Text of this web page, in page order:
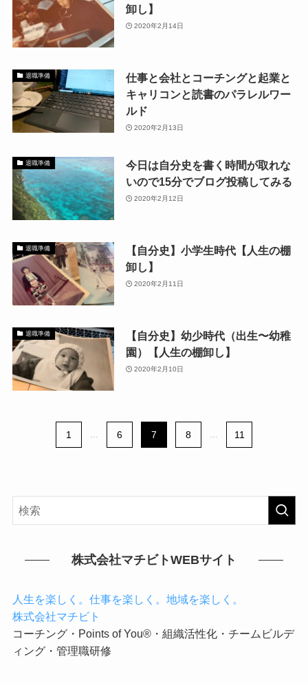
卸し】
2020年2月14日
退職準備
仕事と会社とコーチングと起業と
キャリコンと読書のパラレルワー
ルド
2020年2月13日
退職準備
今日は自分史を書く時間が取れな
いので15分でブログ投稿してみる
2020年2月12日
退職準備
【自分史】小学生時代【人生の棚
卸し】
2020年2月11日
退職準備
【自分史】幼少時代（出生〜幼稚
園）【人生の棚卸し】
2020年2月10日
1 6 7 8 11
株式会社マチビトWEBサイト
人生を楽しく。仕事を楽しく。地域を楽しく。
株式会社マチビト
コーチング・Points of You®・組織活性化・チームビルデ
ィング・管理職研修